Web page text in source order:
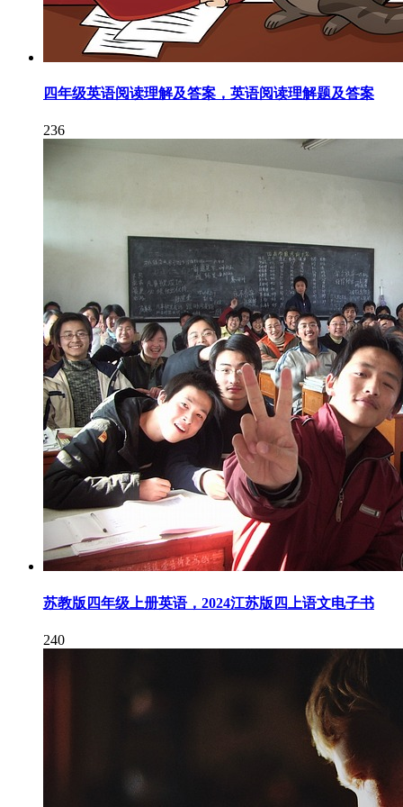
四年级英语阅读理解及答案，英语阅读理解题及答案
236
苏教版四年级上册英语，2024江苏版四上语文电子书
240